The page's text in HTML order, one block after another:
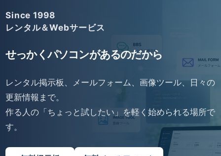
Since 1998
レンタル＆Webサービス
せっかくパソコンがあるのだから
レンタル掲示板、メールフォーム、画像ツール、日々の
更新情報まで。
作る人の「ちょっと試したい」を軽く始められる場所で
す。